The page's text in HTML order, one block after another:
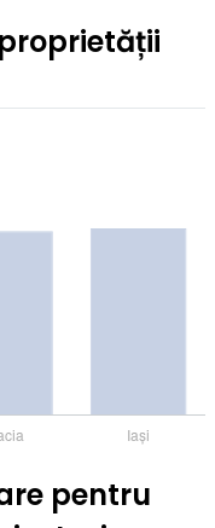
pentru